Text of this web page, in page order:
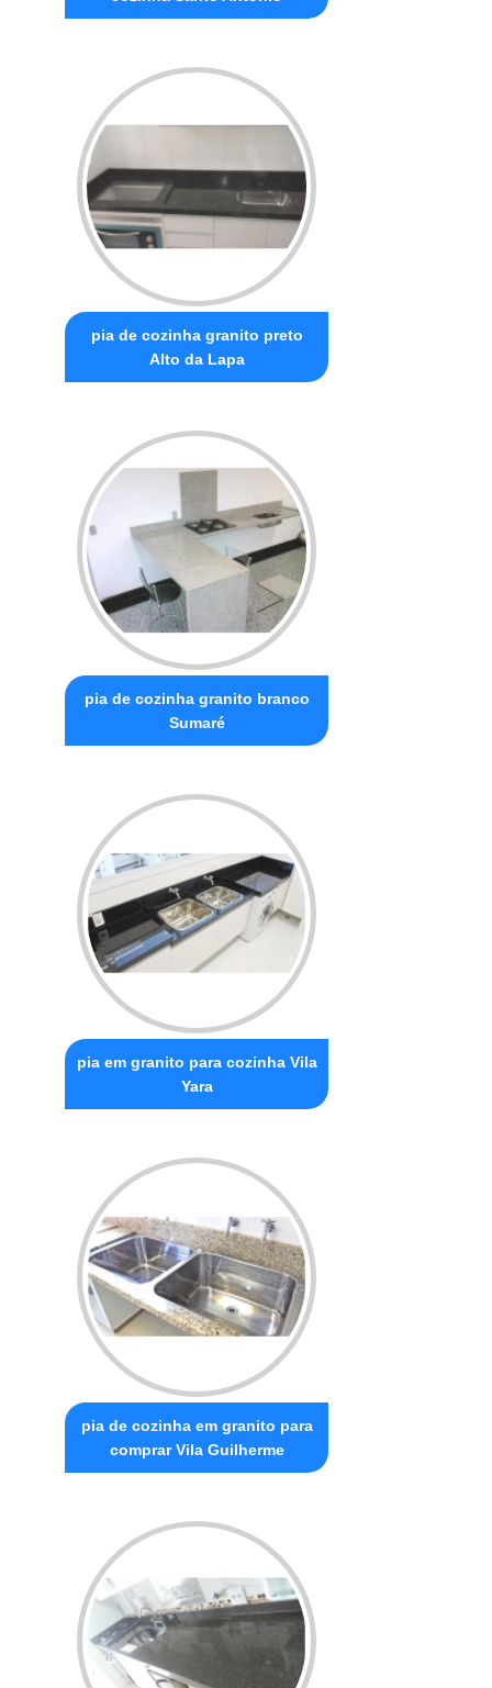
pia de cozinha granito preto
Alto da Lapa
pia de cozinha granito branco
Sumaré
pia em granito para cozinha Vila
Yara
pia de cozinha em granito para
comprar Vila Guilherme